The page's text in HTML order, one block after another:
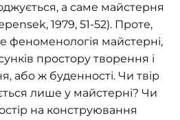
а саме майстерня
1979, 51-52). Проте,
феноменологія майстерні,
простору творення і
або ж буденності. Чи твір
лише у майстерні? Чи
на конструювання